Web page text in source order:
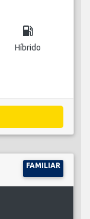
local_gas_station
Híbrido
FAMILIAR